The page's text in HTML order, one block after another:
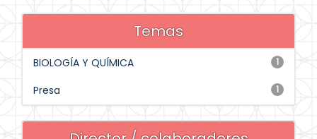
Temas
1
BIOLOGÍA Y QUÍMICA
1
Presa